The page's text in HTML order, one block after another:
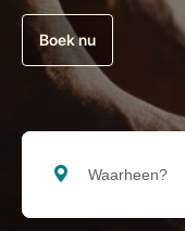
Boek nu